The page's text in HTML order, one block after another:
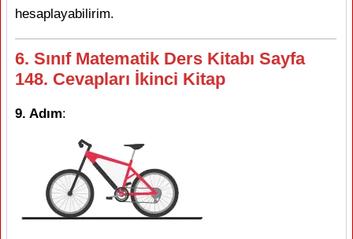
hesaplayabilirim.
6. Sınıf Matematik Ders Kitabı Sayfa
148. Cevapları İkinci Kitap
9. Adım: